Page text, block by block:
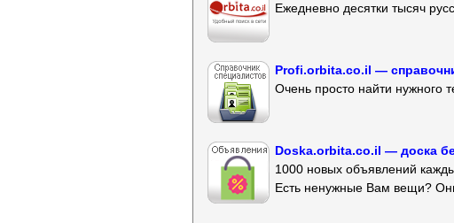
Ежедневно десятки тысяч
Profi.orbita.co.il —
Очень просто найти нужного
Doska.orbita.co.il — доска
1000 новых объявлений
Есть ненужные Вам вещи?